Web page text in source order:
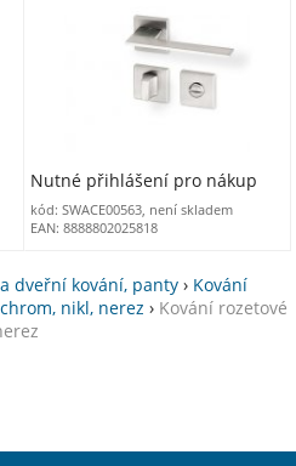
Nutné přihlášení pro nákup
kód: SWACE00563, není skladem
EAN: 8888802025818
dveřní kování, panty › Kování
nikl, nerez › Kování rozetové